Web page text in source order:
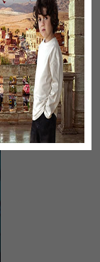
талап етті